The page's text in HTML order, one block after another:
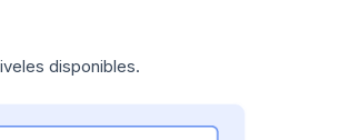
disponibles.